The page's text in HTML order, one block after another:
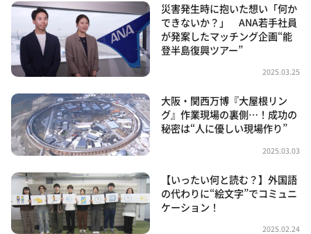
災害発生時に抱いた想い「何か
できないか？」 ANA若手社員
が発案したマッチング企画“能
登半島復興ツアー”
2025.03.25
大阪・関西万博『大屋根リン
グ』作業現場の裏側…！成功の
秘密は“人に優しい現場作り”
2025.03.03
【いったい何と読む？】外国語
の代わりに“絵文字”でコミュニ
ケーション！
2025.02.24